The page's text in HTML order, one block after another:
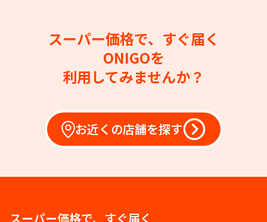
スーパー価格で、すぐ届く
ONIGOを
利用してみませんか？
お近くの店舗を探す
スーパー価格で、すぐ届く